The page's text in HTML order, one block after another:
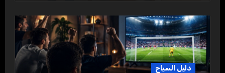
دليل السياح